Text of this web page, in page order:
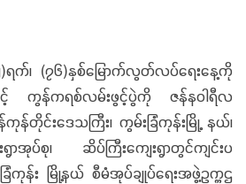
)ရက်၊ (၇၆)နှစ်မြောက်လွတ်လပ်ရေးနေ့ကို
င့် ကွန်ကရစ်လမ်းဖွင့်ပွဲကို ဇန်နဝါရီလ
န်တိုင်းဒေသကြီး၊ ကွမ်းခြံကုန်းမြို့ နယ်၊
ရွာအုပ်စု၊ ဆိပ်ကြီးကျေးရွာတွင်ကျင်းပ
ကုန်း မြို့နယ် စီမံအုပ်ချုပ်ရေးအဖွဲ့ဥက္ကဌ